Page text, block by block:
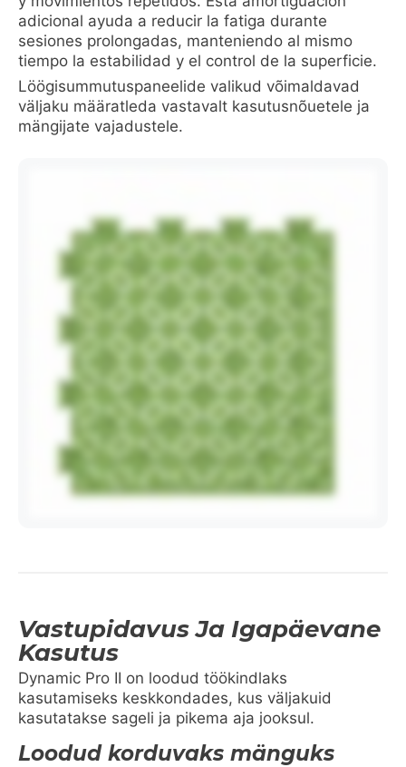
adicional ayuda a reducir la fatiga durante
sesiones prolongadas, manteniendo al mismo
tiempo la estabilidad y el control de la superficie.
Löögisummutuspaneelide valikud võimaldavad
väljaku määratleda vastavalt kasutusnõuetele ja
mängijate vajadustele.
Vastupidavus Ja Igapäevane
Kasutus
Dynamic Pro II on loodud töökindlaks
kasutamiseks keskkondades, kus väljakuid
kasutatakse sageli ja pikema aja jooksul.
Loodud korduvaks mänguks